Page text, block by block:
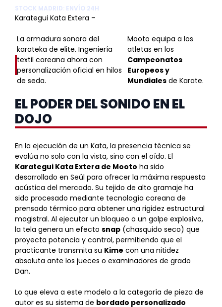
STOCK MADRID: ENVÍO 24H
Karategui Kata Extera –
La armadura sonora del
karateka de elite. Ingeniería
textil coreana ahora con
personalización oficial en hilos
de seda.
Mooto equipa a los
atletas en los
Campeonatos
Europeos y
Mundiales de Karate.
EL PODER DEL SONIDO EN EL
DOJO
En la ejecución de un Kata, la presencia técnica se
evalúa no solo con la vista, sino con el oído. El
Karategui Kata Extera de Mooto ha sido
desarrollado en Seúl para ofrecer la máxima respuesta
acústica del mercado. Su tejido de alto gramaje ha
sido procesado mediante tecnología coreana de
prensado térmico para obtener una rigidez estructural
magistral. Al ejecutar un bloqueo o un golpe explosivo,
la tela genera un efecto snap (chasquido seco) que
proyecta potencia y control, permitiendo que el
practicante transmita su Kime con una nitidez
absoluta ante los jueces o examinadores de grado
Dan.
Lo que eleva a este modelo a la categoría de pieza de
autor es su sistema de bordado personalizado